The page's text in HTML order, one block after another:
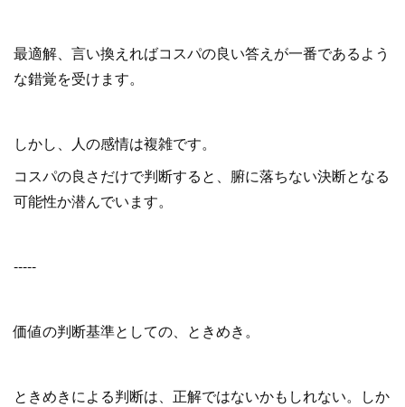
最適解、言い換えればコスパの良い答えが一番であるよう
な錯覚を受けます。
しかし、人の感情は複雑です。
コスパの良さだけで判断すると、腑に落ちない決断となる
可能性か潜んでいます。
-----
価値の判断基準としての、ときめき。
ときめきによる判断は、正解ではないかもしれない。しか